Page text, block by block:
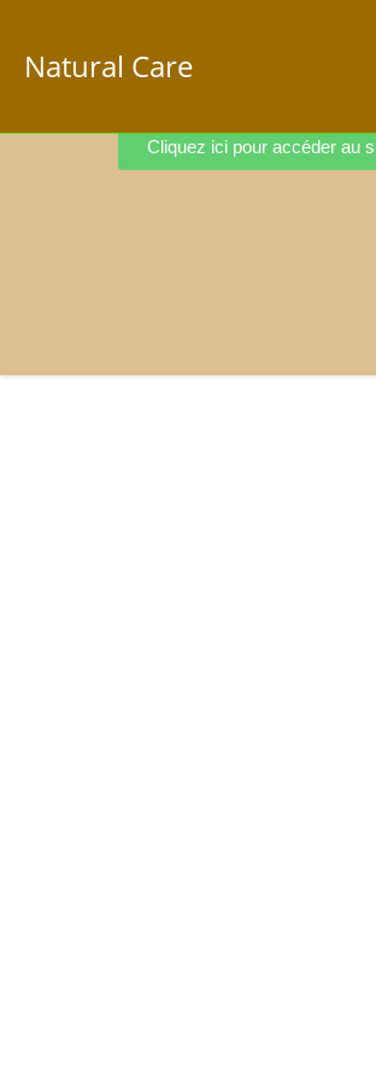
Natural Care
Cliquez ici pour accéder au